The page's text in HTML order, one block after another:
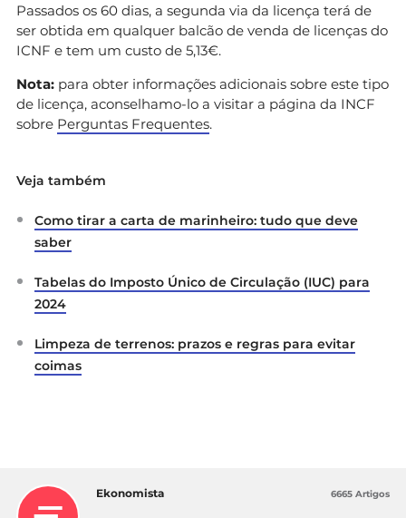
Passados os 60 dias, a segunda via da licença terá de
ser obtida em qualquer balcão de venda de licenças do
ICNF e tem um custo de 5,13€.
Nota: para obter informações adicionais sobre este tipo
de licença, aconselhamo-lo a visitar a página da INCF
sobre Perguntas Frequentes.
Veja também
Como tirar a carta de marinheiro: tudo que deve
saber
Tabelas do Imposto Único de Circulação (IUC) para
2024
Limpeza de terrenos: prazos e regras para evitar
coimas
Ekonomista 6665 Artigos